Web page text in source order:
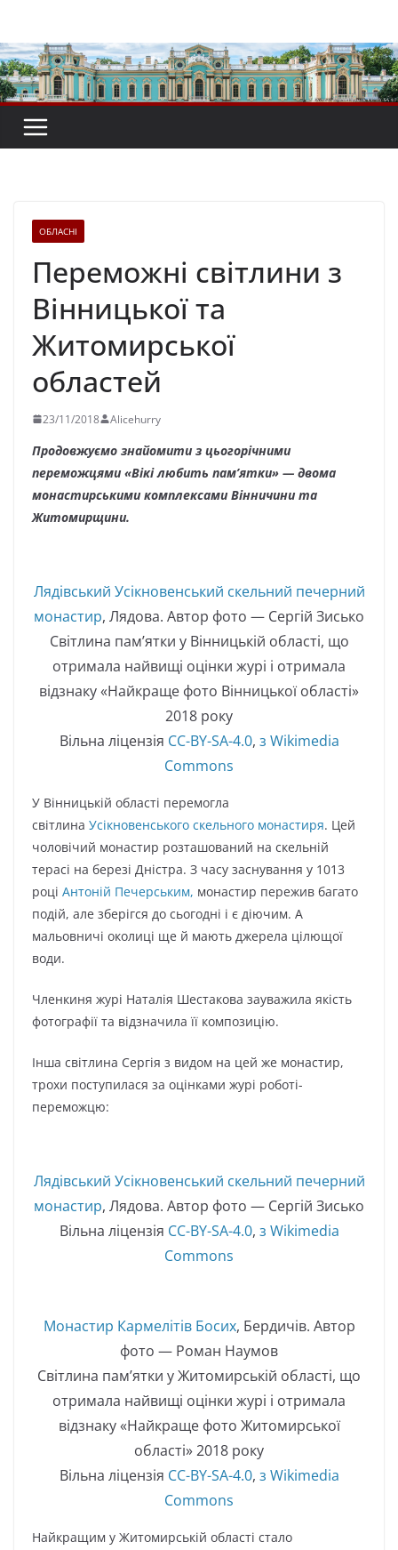
вмісту
ОБЛАСНІ
Переможні світлини з
Вінницької та
Житомирської
областей
23/11/2018 Alicehurry
Продовжуємо знайомити з цьогорічними
переможцями «Вікі любить пам’ятки» — двома
монастирськими комплексами Вінничини та
Житомирщини.
Лядівський Усікновенський скельний печерний
монастир, Лядова. Автор фото — Сергій Зисько
Світлина пам’ятки у Вінницькій області, що
отримала найвищі оцінки журі і отримала
відзнаку «Найкраще фото Вінницької області»
2018 року
Вільна ліцензія CC-BY-SA-4.0, з Wikimedia
Commons
У Вінницькій області перемогла
світлина Усікновенського скельного монастиря. Цей
чоловічий монастир розташований на скельній
терасі на березі Дністра. З часу заснування у 1013
році Антоній Печерським, монастир пережив багато
подій, але зберігся до сьогодні і є діючим. А
мальовничі околиці ще й мають джерела цілющої
води.
Членкиня журі Наталія Шестакова зауважила якість
фотографії та відзначила її композицію.
Інша світлина Сергія з видом на цей же монастир,
трохи поступилася за оцінками журі роботі-
переможцю:
Лядівський Усікновенський скельний печерний
монастир, Лядова. Автор фото — Сергій Зисько
Вільна ліцензія CC-BY-SA-4.0, з Wikimedia
Commons
Монастир Кармелітів Босих, Бердичів. Автор
фото — Роман Наумов
Світлина пам’ятки у Житомирській області, що
отримала найвищі оцінки журі і отримала
відзнаку «Найкраще фото Житомирської
області» 2018 року
Вільна ліцензія CC-BY-SA-4.0, з Wikimedia
Commons
Найкращим у Житомирській області стало